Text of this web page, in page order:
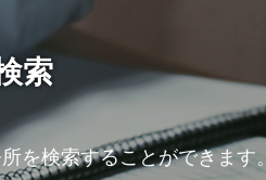
索
を検索することができます。